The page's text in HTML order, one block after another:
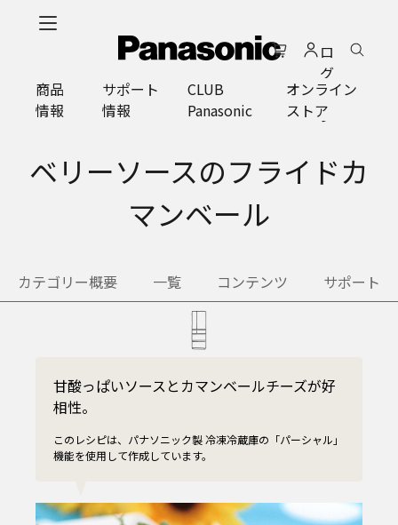
ロ
グ
イ
ン
商品
情報
サポート
情報
CLUB
Panasonic
オンライン
ストア
ベリーソースのフライドカ
マンベール
カテゴリー概要 一覧 コンテンツ サポート
甘酸っぱいソースとカマンベールチーズが好
相性。
このレシピは、パナソニック製 冷凍冷蔵庫の「パーシャル」
機能を使用して作成しています。